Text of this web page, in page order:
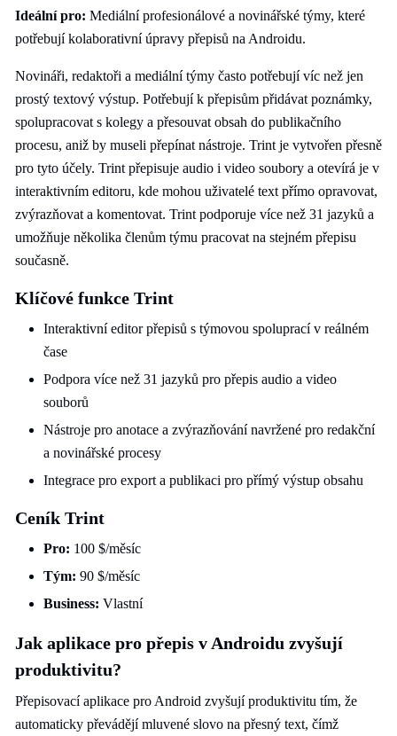
Ideální pro: Mediální profesionálové a novinářské týmy, které
potřebují kolaborativní úpravy přepisů na Androidu.
Novináři, redaktoři a mediální týmy často potřebují víc než jen
prostý textový výstup. Potřebují k přepisům přidávat poznámky,
spolupracovat s kolegy a přesouvat obsah do publikačního
procesu, aniž by museli přepínat nástroje. Trint je vytvořen přesně
pro tyto účely. Trint přepisuje audio i video soubory a otevírá je v
interaktivním editoru, kde mohou uživatelé text přímo opravovat,
zvýrazňovat a komentovat. Trint podporuje více než 31 jazyků a
umožňuje několika členům týmu pracovat na stejném přepisu
současně.
Klíčové funkce Trint
Interaktivní editor přepisů s týmovou spoluprací v reálném
čase
Podpora více než 31 jazyků pro přepis audio a video
souborů
Nástroje pro anotace a zvýrazňování navržené pro redakční
a novinářské procesy
Integrace pro export a publikaci pro přímý výstup obsahu
Ceník Trint
Pro: 100 $/měsíc
Tým: 90 $/měsíc
Business: Vlastní
Jak aplikace pro přepis v Androidu zvyšují
produktivitu?
Přepisovací aplikace pro Android zvyšují produktivitu tím, že
automaticky převádějí mluvené slovo na přesný text, čímž